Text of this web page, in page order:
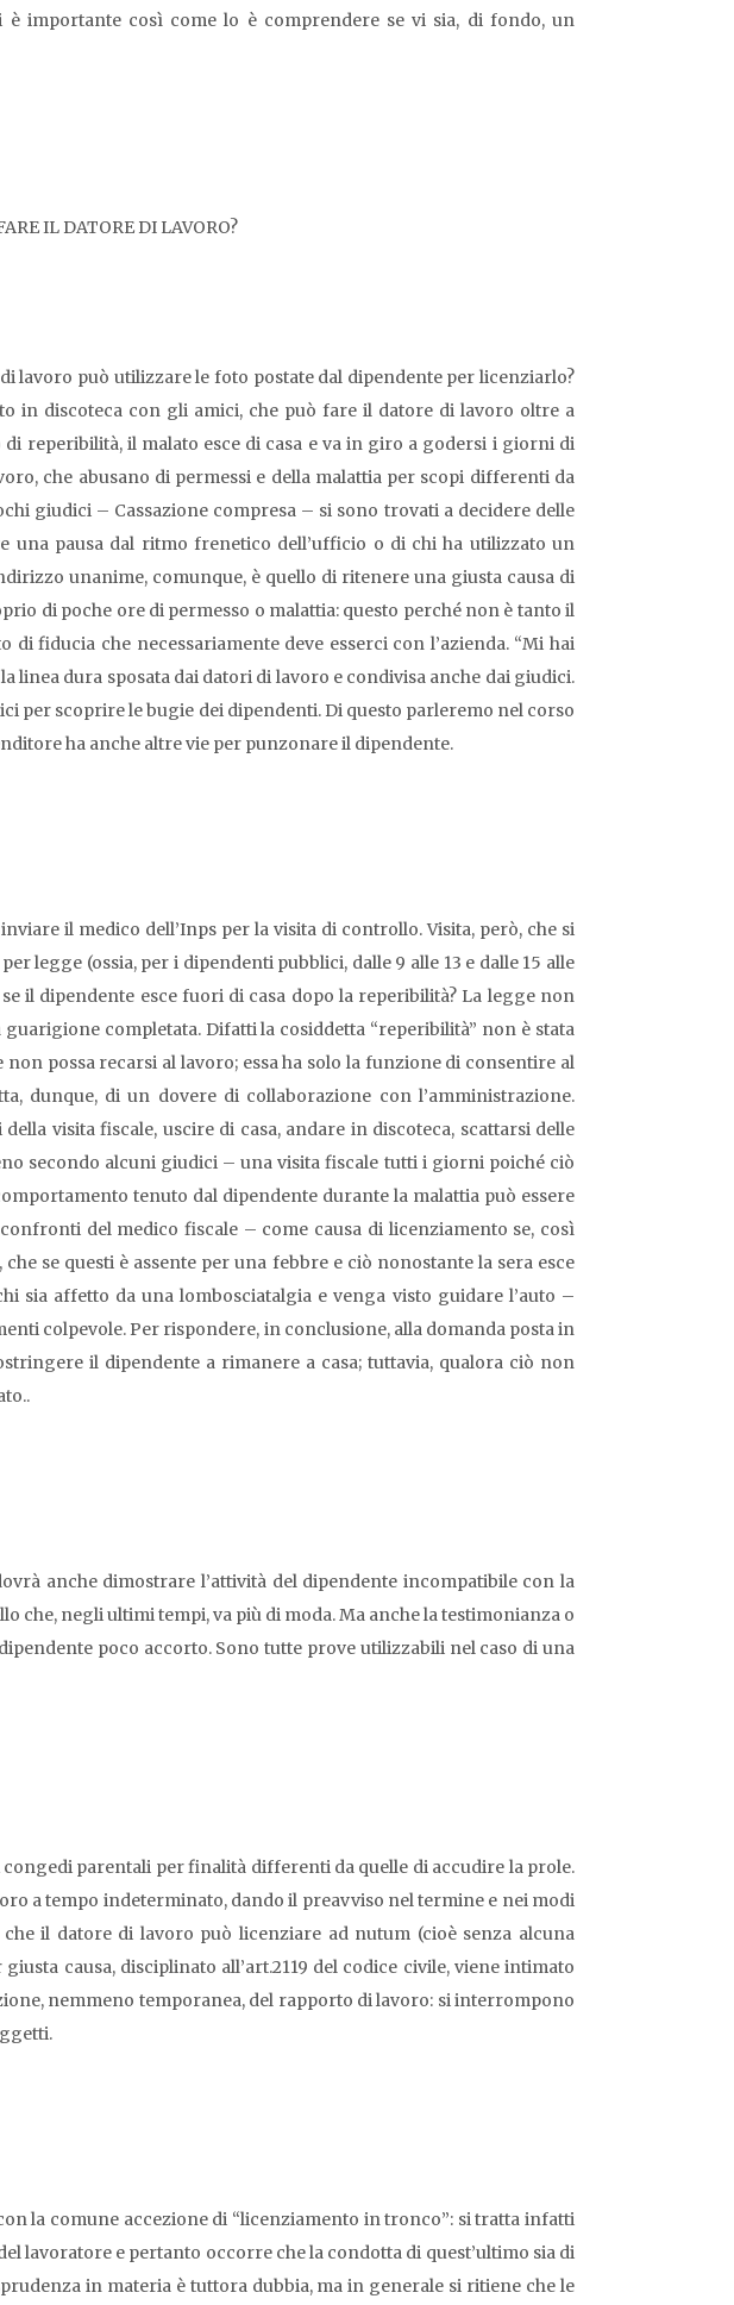
importante così come lo è comprendere se vi sia, di fondo, un
IL DATORE DI LAVORO?
lavoro può utilizzare le foto postate dal dipendente per licenziarlo?
in discoteca con gli amici, che può fare il datore di lavoro oltre a
reperibilità, il malato esce di casa e va in giro a godersi i giorni di
che abusano di permessi e della malattia per scopi differenti da
giudici – Cassazione compresa – si sono trovati a decidere delle
una pausa dal ritmo frenetico dell’ufficio o di chi ha utilizzato un
unanime, comunque, è quello di ritenere una giusta causa di
di poche ore di permesso o malattia: questo perché non è tanto il
fiducia che necessariamente deve esserci con l’azienda. “Mi hai
linea dura sposata dai datori di lavoro e condivisa anche dai giudici.
per scoprire le bugie dei dipendenti. Di questo parleremo nel corso
ha anche altre vie per punzonare il dipendente.
il medico dell’Inps per la visita di controllo. Visita, però, che si
legge (ossia, per i dipendenti pubblici, dalle 9 alle 13 e dalle 15 alle
il dipendente esce fuori di casa dopo la reperibilità? La legge non
completata. Difatti la cosiddetta “reperibilità” non è stata
possa recarsi al lavoro; essa ha solo la funzione di consentire al
dunque, di un dovere di collaborazione con l’amministrazione.
visita fiscale, uscire di casa, andare in discoteca, scattarsi delle
secondo alcuni giudici – una visita fiscale tutti i giorni poiché ciò
tenuto dal dipendente durante la malattia può essere
del medico fiscale – come causa di licenziamento se, così
se questi è assente per una febbre e ciò nonostante la sera esce
sia affetto da una lombosciatalgia e venga visto guidare l’auto –
colpevole. Per rispondere, in conclusione, alla domanda posta in
il dipendente a rimanere a casa; tuttavia, qualora ciò non
anche dimostrare l’attività del dipendente incompatibile con la
che, negli ultimi tempi, va più di moda. Ma anche la testimonianza o
poco accorto. Sono tutte prove utilizzabili nel caso di una
congedi parentali per finalità differenti da quelle di accudire la prole.
a tempo indeterminato, dando il preavviso nel termine e nei modi
il datore di lavoro può licenziare ad nutum (cioè senza alcuna
causa, disciplinato all’art.2119 del codice civile, viene intimato
nemmeno temporanea, del rapporto di lavoro: si interrompono
la comune accezione di “licenziamento in tronco”: si tratta infatti
lavoratore e pertanto occorre che la condotta di quest’ultimo sia di
in materia è tuttora dubbia, ma in generale si ritiene che le